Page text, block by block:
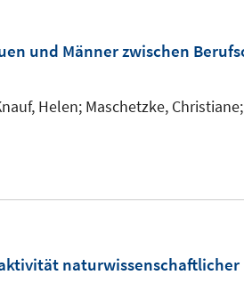
und Männer zwischen
Helen; Maschetzke, Christiane;
naturwissenschaftlicher